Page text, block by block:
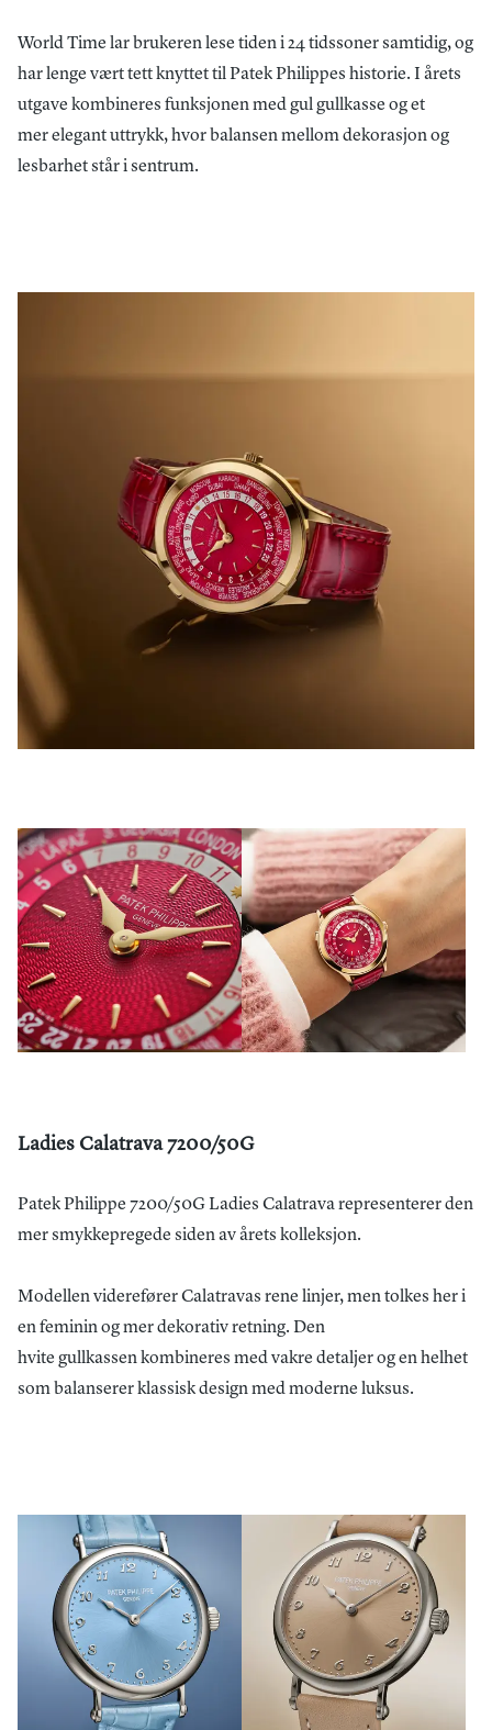
World Time lar brukeren lese tiden i 24 tidssoner samtidig, og
har lenge vært tett knyttet til Patek Philippes historie. I årets
utgave kombineres funksjonen med gul gullkasse og et
mer elegant uttrykk, hvor balansen mellom dekorasjon og
lesbarhet står i sentrum.
Ladies Calatrava 7200/50G
Patek Philippe 7200/50G Ladies Calatrava representerer den
mer smykkepregede siden av årets kolleksjon.
Modellen viderefører Calatravas rene linjer, men tolkes her i
en feminin og mer dekorativ retning. Den
hvite gullkassen kombineres med vakre detaljer og en helhet
som balanserer klassisk design med moderne luksus.